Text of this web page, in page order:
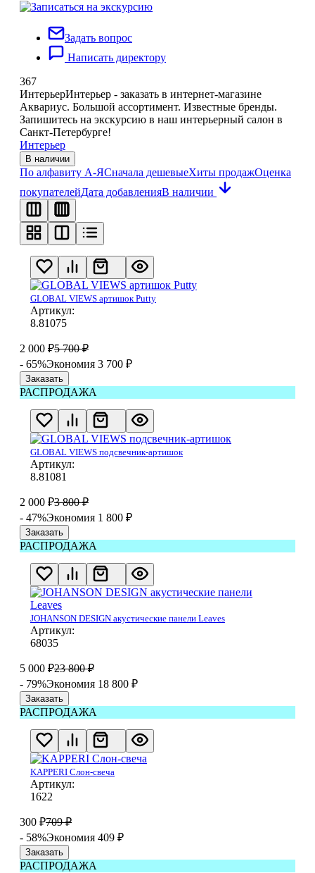
Задать вопрос
Написать директору
367
ИнтерьерИнтерьер - заказать в интернет-магазине
Аквариус. Большой ассортимент. Известные бренды.
Запишитесь на экскурсию в наш интерьерный салон в
Санкт-Петербурге!
Интерьер
В наличии
По алфавиту А-ЯСначала дешевыеХиты продажОценка
покупателейДата добавленияВ наличии
GLOBAL VIEWS артишок Putty
Артикул:
8.81075​
2 000 ₽5 700 ₽
- 65%Экономия 3 700 ₽
Заказать
РАСПРОДАЖА
GLOBAL VIEWS подсвечник-​артишок
Артикул:
8.81081​
2 000 ₽3 800 ₽
- 47%Экономия 1 800 ₽
Заказать
РАСПРОДАЖА
JOHANSON DESIGN акустические панели Leaves
Артикул:
68035
5 000 ₽23 800 ₽
- 79%Экономия 18 800 ₽
Заказать
РАСПРОДАЖА
KAPPERI Слон-свеча
Артикул:
1622
300 ₽709 ₽
- 58%Экономия 409 ₽
Заказать
РАСПРОДАЖА